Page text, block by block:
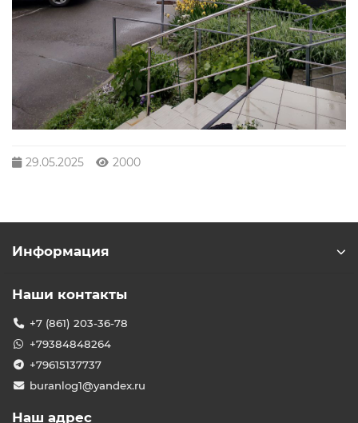
29.05.2025 2000
Информация
Наши контакты
+7 (861) 203-36-78
+79384848264
+79615137737
buranlog1@yandex.ru
Наш адрес